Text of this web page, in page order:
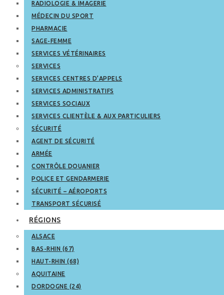
RADIOLOGIE & IMAGERIE
MÉDECIN DU SPORT
PHARMACIE
SAGE-FEMME
SERVICES VÉTÉRINAIRES
SERVICES
SERVICES CENTRES D’APPELS
SERVICES ADMINISTRATIFS
SERVICES SOCIAUX
SERVICES CLIENTÈLE & AUX PARTICULIERS
SÉCURITÉ
AGENT DE SÉCURITÉ
ARMÉE
CONTRÔLE DOUANIER
POLICE ET GENDARMERIE
SÉCURITÉ – AÉROPORTS
TRANSPORT SÉCURISÉ
RÉGIONS
ALSACE
BAS-RHIN (67)
HAUT-RHIN (68)
AQUITAINE
DORDOGNE (24)